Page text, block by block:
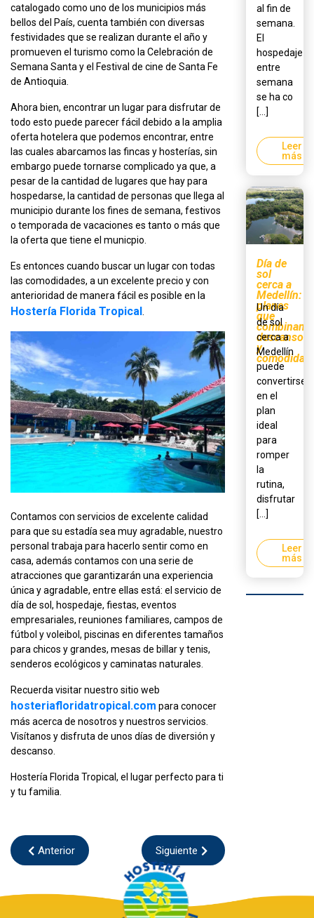
catalogado como uno de los municipios más
bellos del País, cuenta también con diversas
festividades que se realizan durante el año y
promueven el turismo como la Celebración de
Semana Santa y el Festival de cine de Santa Fe
de Antioquia.
Ahora bien, encontrar un lugar para disfrutar de
todo esto puede parecer fácil debido a la amplia
oferta hotelera que podemos encontrar, entre
las cuales abarcamos las fincas y hosterías, sin
embargo puede tornarse complicado ya que, a
pesar de la cantidad de lugares que hay para
hospedarse, la cantidad de personas que llega al
municipio durante los fines de semana, festivos
o temporada de vacaciones es tanto o más que
la oferta que tiene el municpio.
Es entonces cuando buscar un lugar con todas
las comodidades, a un excelente precio y con
anterioridad de manera fácil es posible en la
Hostería Florida Tropical .
Contamos con servicios de excelente calidad
para que su estadía sea muy agradable, nuestro
personal trabaja para hacerlo sentir como en
casa, además contamos con una serie de
atracciones que garantizarán una experiencia
única y agradable, entre ellas está: el servicio de
día de sol, hospedaje, fiestas, eventos
empresariales, reuniones familiares, campos de
fútbol y voleibol, piscinas en diferentes tamaños
para chicos y grandes, mesas de billar y tenis,
senderos ecológicos y caminatas naturales.
Recuerda visitar nuestro sitio web
hosteriafloridatropical.com para conocer
más acerca de nosotros y nuestros servicios.
Visítanos y disfruta de unos días de diversión y
descanso.
Hostería Florida Tropical, el lugar perfecto para ti
y tu familia.
Anterior Siguiente
al fin de
semana.
El
hospedaje
entre
semana
se ha co
[...]
Leer
más
Día de
sol
cerca a
Medellín:
planes
que
combinan
descanso
y
comodidad
Un día
de sol
cerca a
Medellín
puede
convertirse
en el
plan
ideal
para
romper
la
rutina,
disfrutar
[...]
Leer
más